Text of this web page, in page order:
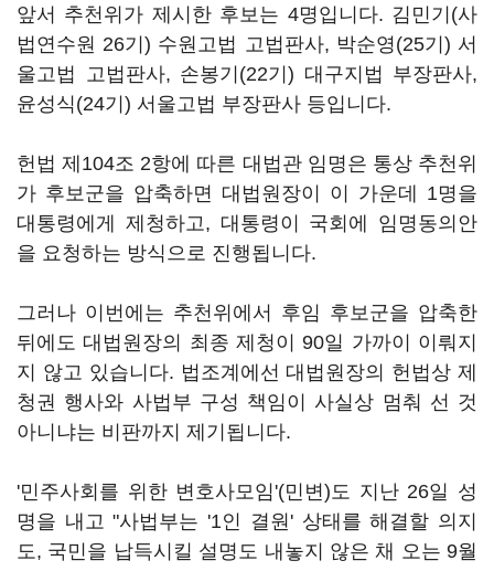
앞서 추천위가 제시한 후보는 4명입니다. 김민기(사
법연수원 26기) 수원고법 고법판사, 박순영(25기) 서
울고법 고법판사, 손봉기(22기) 대구지법 부장판사,
윤성식(24기) 서울고법 부장판사 등입니다.
헌법 제104조 2항에 따른 대법관 임명은 통상 추천위
가 후보군을 압축하면 대법원장이 이 가운데 1명을
대통령에게 제청하고, 대통령이 국회에 임명동의안
을 요청하는 방식으로 진행됩니다.
그러나 이번에는 추천위에서 후임 후보군을 압축한
뒤에도 대법원장의 최종 제청이 90일 가까이 이뤄지
지 않고 있습니다. 법조계에선 대법원장의 헌법상 제
청권 행사와 사법부 구성 책임이 사실상 멈춰 선 것
아니냐는 비판까지 제기됩니다.
'민주사회를 위한 변호사모임'(민변)도 지난 26일 성
명을 내고 "사법부는 '1인 결원' 상태를 해결할 의지
도, 국민을 납득시킬 설명도 내놓지 않은 채 오는 9월